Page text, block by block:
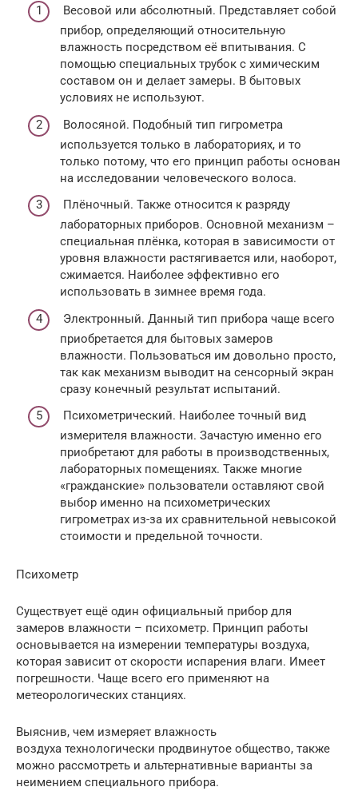
Весовой или абсолютный. Представляет собой
прибор, определяющий относительную
влажность посредством её впитывания. С
помощью специальных трубок с химическим
составом он и делает замеры. В бытовых
условиях не используют.
Волосяной. Подобный тип гигрометра
используется только в лабораториях, и то
только потому, что его принцип работы основан
на исследовании человеческого волоса.
Плёночный. Также относится к разряду
лабораторных приборов. Основной механизм –
специальная плёнка, которая в зависимости от
уровня влажности растягивается или, наоборот,
сжимается. Наиболее эффективно его
использовать в зимнее время года.
Электронный. Данный тип прибора чаще всего
приобретается для бытовых замеров
влажности. Пользоваться им довольно просто,
так как механизм выводит на сенсорный экран
сразу конечный результат испытаний.
Психометрический. Наиболее точный вид
измерителя влажности. Зачастую именно его
приобретают для работы в производственных,
лабораторных помещениях. Также многие
«гражданские» пользователи оставляют свой
выбор именно на психометрических
гигрометрах из-за их сравнительной невысокой
стоимости и предельной точности.
Психометр
Существует ещё один официальный прибор для
замеров влажности – психометр. Принцип работы
основывается на измерении температуры воздуха,
которая зависит от скорости испарения влаги. Имеет
погрешности. Чаще всего его применяют на
метеорологических станциях.
Выяснив, чем измеряет влажность
воздуха технологически продвинутое общество, также
можно рассмотреть и альтернативные варианты за
неимением специального прибора.